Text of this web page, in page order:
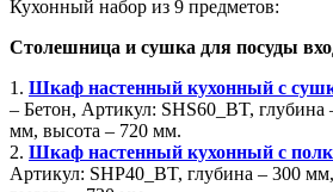
Кухонный набор из 9 предметов:
Столешница и сушка для посуды
1. Шкаф настенный кухонный с
– Бетон, Артикул: SHS60_BT,
мм, высота – 720 мм.
2. Шкаф настенный кухонный с
Артикул: SHP40_BT, глубина – 300